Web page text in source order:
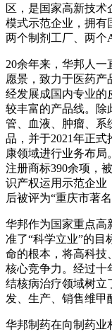
区，是国家高新技
模式示范企业，拥有
两个制剂工厂、两个
20余年来，华邦人一
愿景，致力于医药产
经发展成国内专业的
较丰富的产品线。除
管、血液、肿瘤、系
品，并于2021年正式
康领域进行业务布局
注册商标390余项，
识产权运用示范企业
后被评为“重庆市著名
华邦作为国家重点高
准了“科学立业”的目
命的根本，将高科技
核心竞争力。经过十
结核病治疗领域树立
发、生产、销售维甲
华邦制药在向制药业